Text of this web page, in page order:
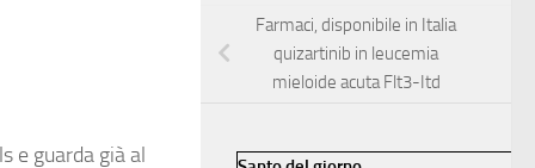
e guarda già al
Farmaci, disponibile in Italia
quizartinib in leucemia
mieloide acuta Flt3-Itd